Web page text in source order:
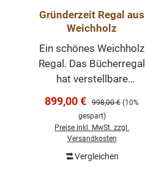
Gründerzeit Regal aus
Weichholz
Ein schönes Weichholz
Regal. Das Bücherregal
hat verstellbare
große Schublade. Das
Regal wurde aus
recyceltem Altholz
(alte Schränke aus der
Verkaufspreis:
899,00 € Regulärer Preis:
998,00 € (10%
gespart)
Preise inkl. MwSt. zzgl.
Versandkosten
Vergleichen
In den Warenkorb